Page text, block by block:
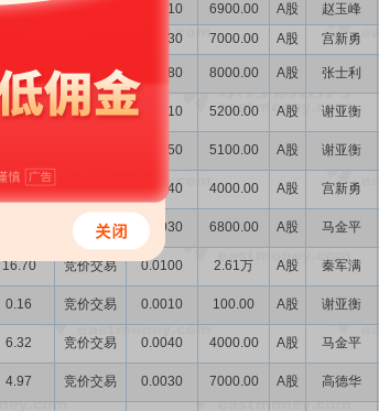
0.17 竞价交易 0.0010 6900.00 A股 赵玉峰
0.0030 7000.00 A股 宫新勇
9.98 竞价交易 0.0080 8000.00 A股 张士利
0.12 竞价交易 0.0010 5200.00 A股 谢亚衡
0.0050 5100.00 A股 谢亚衡
6.43 0.0040 4000.00 A股 宫新勇
竞价交易 0.0030 6800.00 A股 马金平
16.70 竞价交易 0.0100 2.61万 A股 秦军满
0.16 竞价交易 0.0010 100.00 A股 谢亚衡
6.32 竞价交易 0.0040 4000.00 A股 马金平
4.97 竞价交易 0.0030 7000.00 A股 高德华